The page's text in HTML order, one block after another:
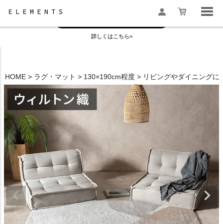
お盆の模様替えは今がおすすめ！
詳しくはこちら>
HOME ラグ・マット 130×190cm程度 リビングやダイニング